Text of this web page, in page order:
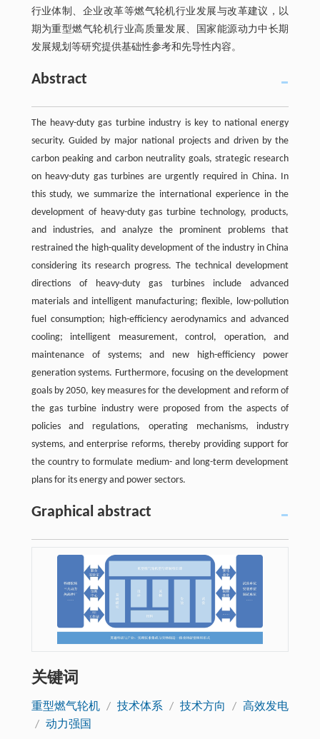
行业体制、企业改革等燃气轮机行业发展与改革建议，以
期为重型燃气轮机行业高质量发展、国家能源动力中长期
发展规划等研究提供基础性参考和先导性内容。
Abstract
The heavy-duty gas turbine industry is key to national energy
security. Guided by major national projects and driven by the
carbon peaking and carbon neutrality goals, strategic research
on heavy-duty gas turbines are urgently required in China. In
this study, we summarize the international experience in the
development of heavy-duty gas turbine technology, products,
and industries, and analyze the prominent problems that
restrained the high-quality development of the industry in China
considering its research progress. The technical development
directions of heavy-duty gas turbines include advanced
materials and intelligent manufacturing; flexible, low-pollution
fuel consumption; high-efficiency aerodynamics and advanced
cooling; intelligent measurement, control, operation, and
maintenance of systems; and new high-efficiency power
generation systems. Furthermore, focusing on the development
goals by 2050, key measures for the development and reform of
the gas turbine industry were proposed from the aspects of
policies and regulations, operating mechanisms, industry
systems, and enterprise reforms, thereby providing support for
the country to formulate medium- and long-term development
plans for its energy and power sectors.
Graphical abstract
关键词
重型燃气轮机 / 技术体系 / 技术方向 /
高效发电
/ 动力强国